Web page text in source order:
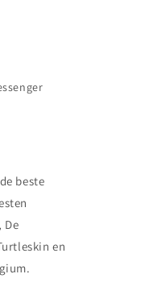
beste
De
en